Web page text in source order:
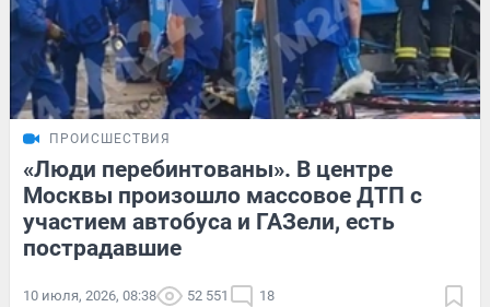
ПРОИСШЕСТВИЯ
«Люди перебинтованы». В центре
Москвы произошло массовое ДТП с
участием автобуса и ГАЗели, есть
пострадавшие
10 июля, 2026, 08:38 52 551 18